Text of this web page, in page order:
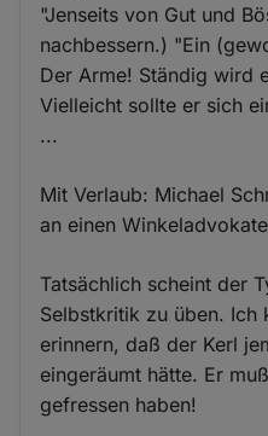
"Jenseits von Gut und
nachbessern.) "Ein
Der Arme! Ständig wird
Vielleicht sollte er sich
...
Mit Verlaub: Michael
an einen
Tatsächlich scheint der
Selbstkritik zu üben. Ich
erinnern, daß der Kerl
eingeräumt hätte. Er
gefressen haben!